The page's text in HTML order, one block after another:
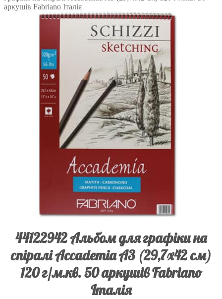
аркушів Fabriano Італія
44122942 Альбом для графіки на
спіралі Accademia А3 (29,7х42 см)
120 г/м.кв. 50 аркушів Fabriano
Італія